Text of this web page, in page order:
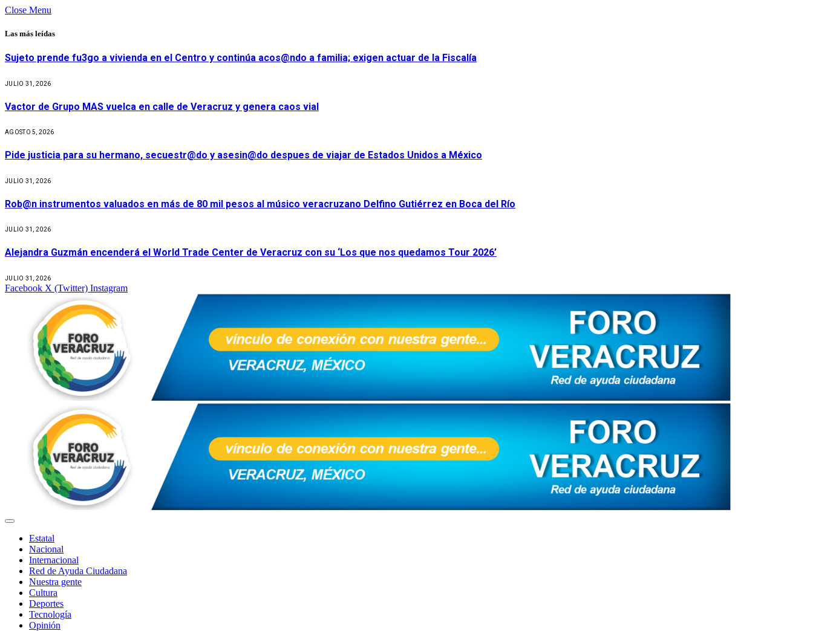
Close Menu
Las más leídas
Sujeto prende fu3go a vivienda en el Centro y continúa acos@ndo a familia; exigen actuar de la Fiscalía
JULIO 31, 2026
Vactor de Grupo MAS vuelca en calle de Veracruz y genera caos vial
AGOSTO 5, 2026
Pide justicia para su hermano, secuestr@do y asesin@do despues de viajar de Estados Unidos a México
JULIO 31, 2026
Rob@n instrumentos valuados en más de 80 mil pesos al músico veracruzano Delfino Gutiérrez en Boca del Río
JULIO 31, 2026
Alejandra Guzmán encenderá el World Trade Center de Veracruz con su ‘Los que nos quedamos Tour 2026’
JULIO 31, 2026
Facebook X (Twitter) Instagram
Estatal
Nacional
Internacional
Red de Ayuda Ciudadana
Nuestra gente
Cultura
Deportes
Tecnología
Opinión